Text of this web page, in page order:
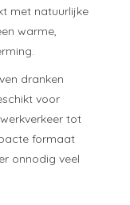
met natuurlijke
warme,
dranken
voor
tot
formaat
onnodig veel